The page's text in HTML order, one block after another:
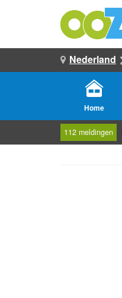
Nederland
Home
112 meldingen